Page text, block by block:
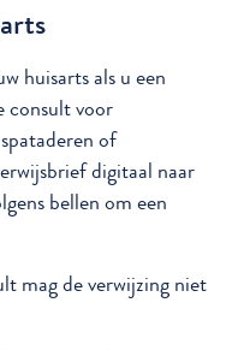
huisarts als u een
consult voor
of
digitaal naar
bellen om een
mag de verwijzing niet